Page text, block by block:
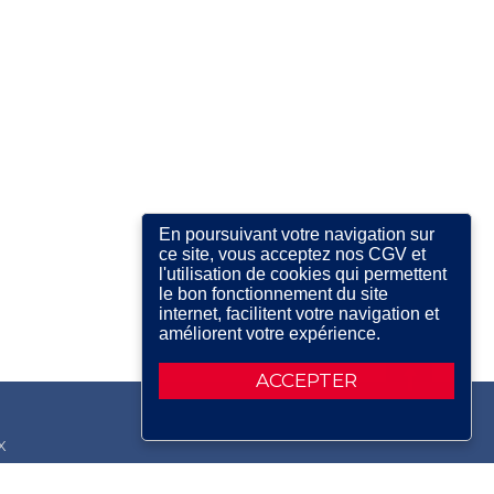
ACCEPTER
En poursuivant votre navigation sur
ce site, vous acceptez nos CGV et
l'utilisation de cookies qui permettent
le bon fonctionnement du site
internet, facilitent votre navigation et
améliorent votre expérience.